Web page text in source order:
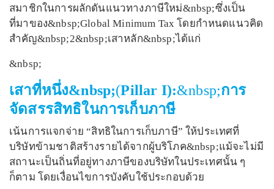
สมาชิกในการผลักดันแนวทางภาษีใหม่&nbsp;ซึ่งเป็น
ที่มาของ&nbsp;Global Minimum Tax โดยกำหนดแนวคิด
สำคัญ&nbsp;2&nbsp;เสาหลัก&nbsp;ได้แก่
&nbsp;
เสาที่หนึ่ง&nbsp;(Pillar I):&nbsp;การ
จัดสรรสิทธิในการเก็บภาษี
เน้นการแจกจ่าย “สิทธิในการเก็บภาษี” ให้ประเทศที่
บริษัทข้ามชาติสร้างรายได้จากผู้บริโภค&nbsp;แม้จะไม่มี
สถานะเป็นถิ่นที่อยู่ทางภาษีของบริษัทในประเทศนั้น ๆ
ก็ตาม โดยเงื่อนไขการบังคับใช้ประกอบด้วย